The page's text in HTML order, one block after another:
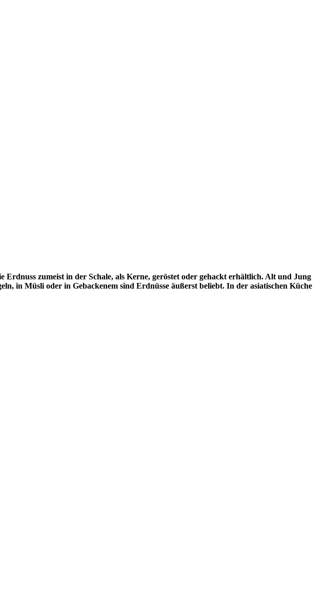
Erdnuss zumeist in der Schale, als Kerne, geröstet oder gehackt erhältlich. Alt und Jung
in Müsli oder in Gebackenem sind Erdnüsse äußerst beliebt. In der asiatischen Küche